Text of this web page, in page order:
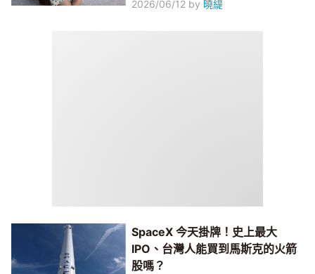
2026/06/12 by 曉緹
SpaceX 今天掛牌！史上最大
IPO、台灣人能買到馬斯克的火箭
股嗎？